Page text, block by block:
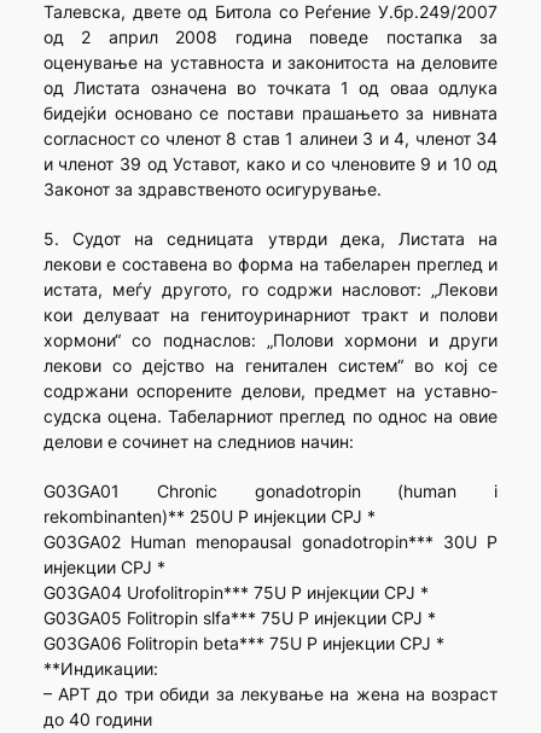
Талевска, двете од Битола со Реѓение У.бр.249/2007
од 2 април 2008 година поведе постапка за
оценување на уставноста и законитоста на деловите
од Листата означена во точката 1 од оваа одлука
бидејќи основано се постави прашањето за нивната
согласност со членот 8 став 1 алинеи 3 и 4, членот 34
и членот 39 од Уставот, како и со членовите 9 и 10 од
Законот за здравственото осигурување.
5. Судот на седницата утврди дека, Листата на
лекови е составена во форма на табеларен преглед и
истата, меѓу другото, го содржи насловот: „Лекови
кои делуваат на генитоуринарниот тракт и полови
хормони“ со поднаслов: „Полови хормони и други
лекови со дејство на генитален систем“ во кој се
содржани оспорените делови, предмет на уставно-
судска оцена. Табеларниот преглед по однос на овие
делови е сочинет на следниов начин:
G03GA01 Chronic gonadotropin (human i
rekombinanten)** 250U P инјекции СРЈ *
G03GA02 Human menopausal gonadotropin*** 30U P
инјекции СРЈ *
G03GA04 Urofolitropin*** 75U P инјекции СРЈ *
G03GA05 Folitropin slfa*** 75U P инјекции СРЈ *
G03GA06 Folitropin beta*** 75U P инјекции СРЈ *
**Индикации:
– АРТ до три обиди за лекување на жена на возраст
до 40 години